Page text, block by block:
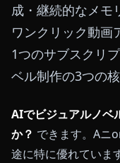
成・継続的なメモ
ワンクリック動画
1つのサブスクリ
ベル制作の3つの
AIでビジュアルノベ
か？ できます。Aニ
途に特に優れていま